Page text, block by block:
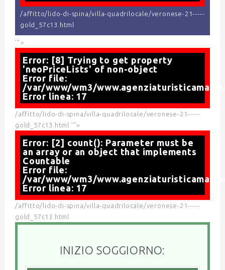
/affitto/lido-di-spina/villa-quadrilocale/veronese-21-----
gold_57c13.html
'">
Error: [8] Trying to get property
'neoPriceLists' of non-object
Error file:
/var/www/wm3/
Error linea: 17
/affitto/lido-di-spina/villa-quadrilocale/veronese-21-----
gold_57c13.html '">
Error: [2] count(): Parameter must be
an array or an object that implements
Countable
Error file:
/var/www/wm3/
Error linea: 17
/affitto/lido-di-spina/villa-quadrilocale/veronese-21-----
gold_57c13.html
INIZIO SOGGIORNO: